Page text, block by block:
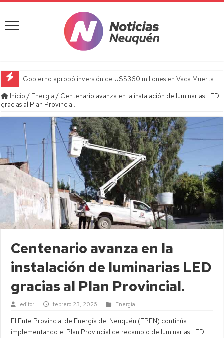
Gobierno aprobó inversión de US$360 millones en Vaca Muerta
Inicio / Energia / Centenario avanza en la instalación de luminarias LED
gracias al Plan Provincial.
Centenario avanza en la
instalación de luminarias LED
gracias al Plan Provincial.
editor febrero 23, 2026 Energia
El Ente Provincial de Energía del Neuquén (EPEN) continúa
implementando el Plan Provincial de recambio de luminarias LED